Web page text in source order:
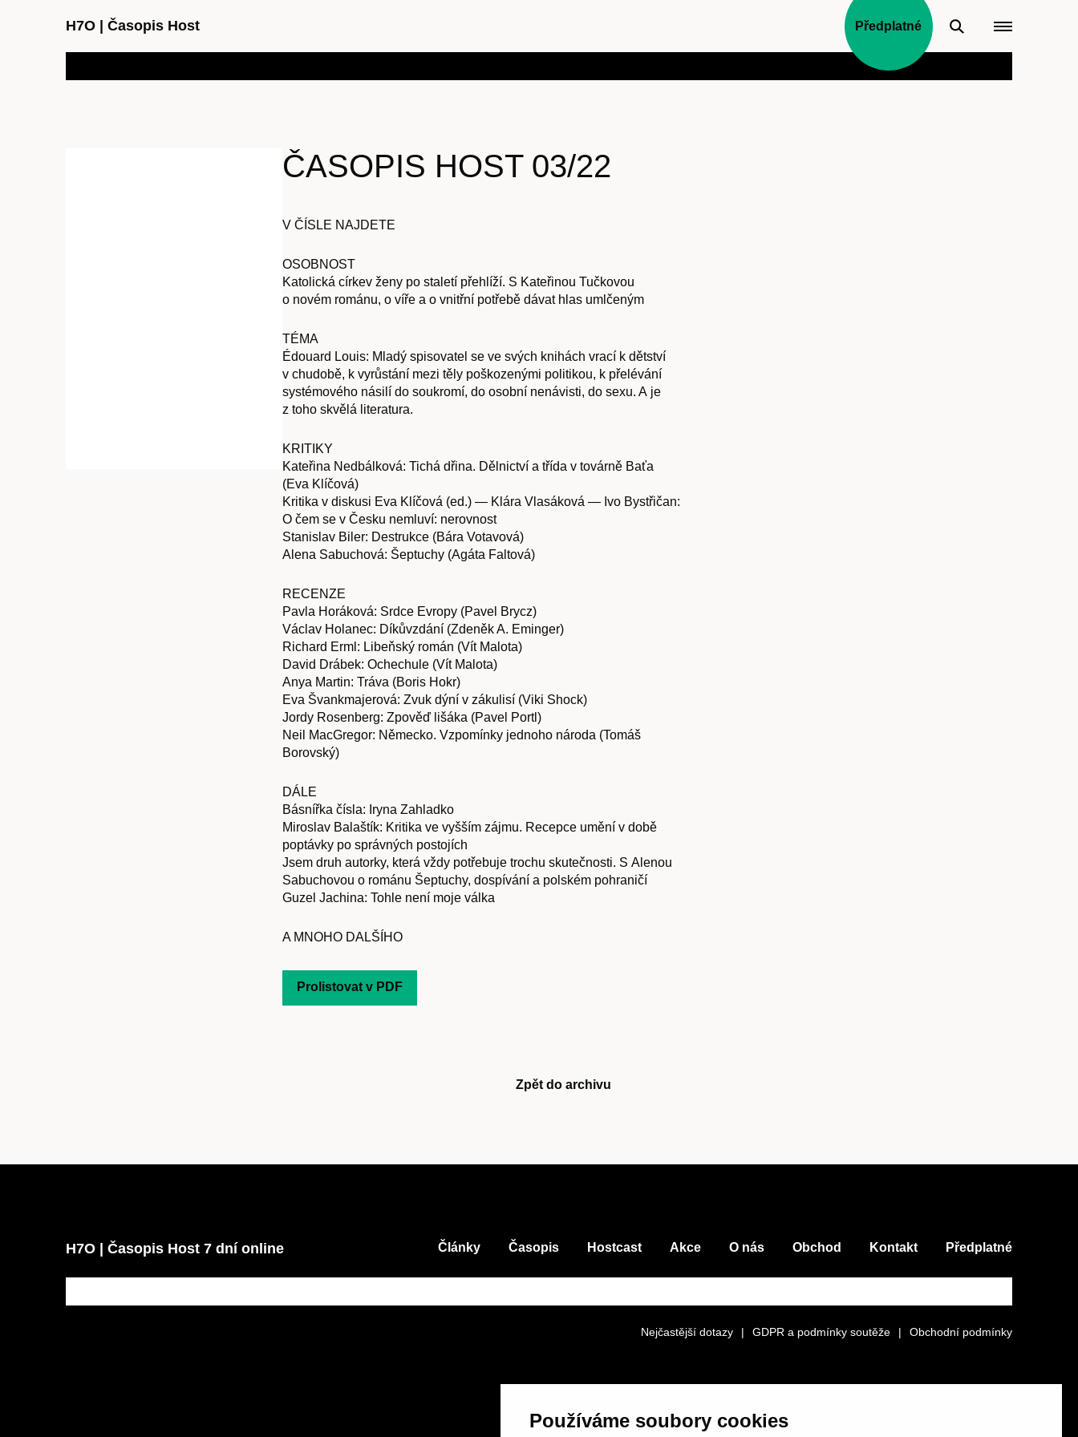
Používáme soubory cookies
H7O Časopis Host Předplatné
Časopis
Hostcast
ČASOPIS HOST 03/22
V ČÍSLE NAJDETE
OSOBNOST
Katolická církev ženy po staletí přehlíží. S Kateřinou Tučkovou
o novém románu, o víře a o vnitřní potřebě dávat hlas umlčeným
TÉMA
Édouard Louis: Mladý spisovatel se ve svých knihách vrací k dětství
v chudobě, k vyrůstání mezi těly poškozenými politikou, k přelévání
systémového násilí do soukromí, do osobní nenávisti, do sexu. A je
z toho skvělá literatura.
KRITIKY
Kateřina Nedbálková: Tichá dřina. Dělnictví a třída v továrně Baťa
(Eva Klíčová)
Kritika v diskusi Eva Klíčová (ed.) — Klára Vlasáková — Ivo Bystřičan:
O čem se v Česku nemluví: nerovnost
Stanislav Biler: Destrukce (Bára Votavová)
Alena Sabuchová: Šeptuchy (Agáta Faltová)
RECENZE
Pavla Horáková: Srdce Evropy (Pavel Brycz)
Václav Holanec: Díkůvzdání (Zdeněk A. Eminger)
Richard Erml: Libeňský román (Vít Malota)
David Drábek: Ochechule (Vít Malota)
Anya Martin: Tráva (Boris Hokr)
Eva Švankmajerová: Zvuk dýní v zákulisí (Viki Shock)
Jordy Rosenberg: Zpověď lišáka (Pavel Portl)
Neil MacGregor: Německo. Vzpomínky jednoho národa (Tomáš
Borovský)
DÁLE
Básnířka čísla: Iryna Zahladko
Miroslav Balaštík: Kritika ve vyšším zájmu. Recepce umění v době
poptávky po správných postojích
Jsem druh autorky, která vždy potřebuje trochu skutečnosti. S Alenou
Sabuchovou o románu Šeptuchy, dospívání a polském pohraničí
Guzel Jachina: Tohle není moje válka
A MNOHO DALŠÍHO
Prolistovat v PDF
Zpět do archivu
H7O | Časopis Host 7 dní online Články Časopis Hostcast Akce O nás Obchod Kontakt Předplatné
Nejčastější dotazy | GDPR a podmínky soutěže | Obchodní podmínky